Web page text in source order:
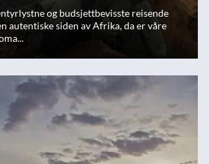
og budsjettbevisste reisende
autentiske siden av Afrika, da er våre